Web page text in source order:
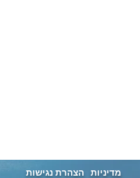
הצהרת נגישות מדיניות